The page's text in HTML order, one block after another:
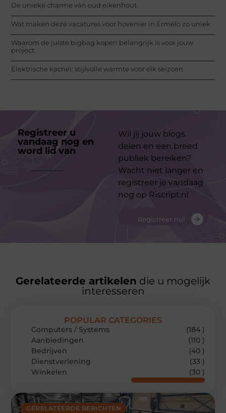
De unieke charme van oud eikenhout
Wat maken deze vacatures voor hovenier in Ermelo zo uniek
Waarom de juiste bigbag kopen belangrijk is voor jouw
project
Elektrische kachel: stijlvolle warmte voor elk seizoen
Registreer u
vandaag nog en
word lid van
Wil jij jouw blogs
delen en een breed
publiek bereiken?
Wacht niet langer en
registreer je vandaag
nog op Riscript.nl
Registreer nu!
Gerelateerde artikelen die u mogelijk
interesseren
GERELATEERDE BERICHTEN
POPULAR CATEGORIES
Computers / Systems
(184 )
Aanbiedingen
(110 )
Bedrijven
(40 )
Dienstverlening
(33 )
Winkelen
(30 )